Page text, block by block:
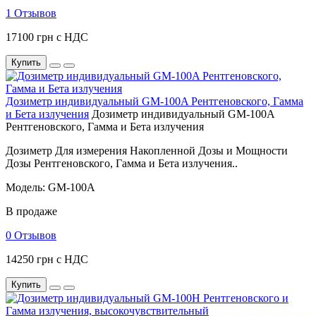
1 Отзывов
17100 грн с НДС
Купить
Дозиметр индивидуальный GM-100A Рентгеновского, Гамма
и Бета излучения Дозиметр индивидуальный GM-100A
Рентгеновского, Гамма и Бета излучения
Дозиметр Для измерения Накопленной Дозы и Мощности
Дозы Рентгеновского, Гамма и Бета излучения..
Модель: GM-100A
В продаже
0 Отзывов
14250 грн с НДС
Купить